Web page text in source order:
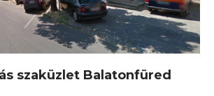
szaküzlet Balatonfüred